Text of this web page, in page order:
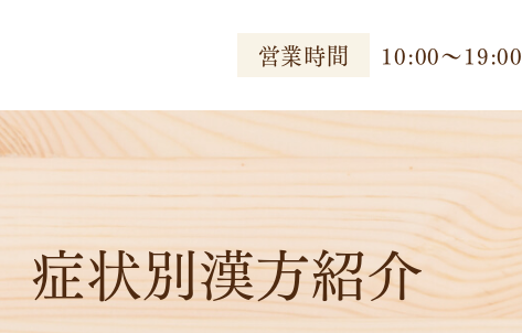
営業時間 10:00〜19:00
症状別漢方紹介